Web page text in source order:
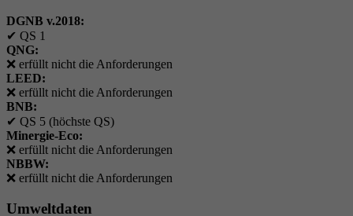
DGNB v.2018:
✔ QS 1
QNG:
❌ erfüllt nicht die Anforderungen
LEED:
❌ erfüllt nicht die Anforderungen
BNB:
✔ QS 5 (höchste QS)
Minergie-Eco:
❌ erfüllt nicht die Anforderungen
NBBW:
❌ erfüllt nicht die Anforderungen
Umweltdaten